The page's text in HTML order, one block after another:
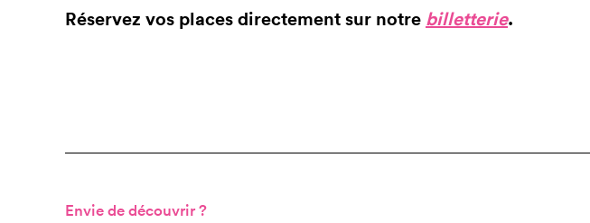
Réservez vos places directement sur notre billetterie.
Envie de découvrir ?